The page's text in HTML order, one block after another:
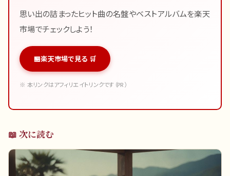
思い出の詰まったヒット曲の名盤やベストアルバムを楽天
市場でチェックしよう！
楽天市場で見る 🛒
※ 本リンクはアフィリエイトリンクです（PR）
📖 次に読む